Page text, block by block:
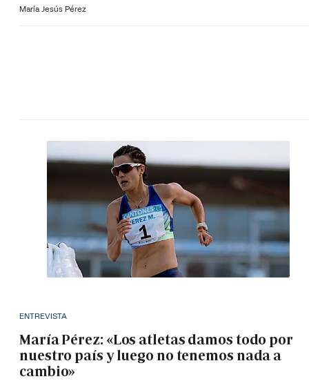
María Jesús Pérez
ENTREVISTA
María Pérez: «Los atletas damos todo por
nuestro país y luego no tenemos nada a
cambio»